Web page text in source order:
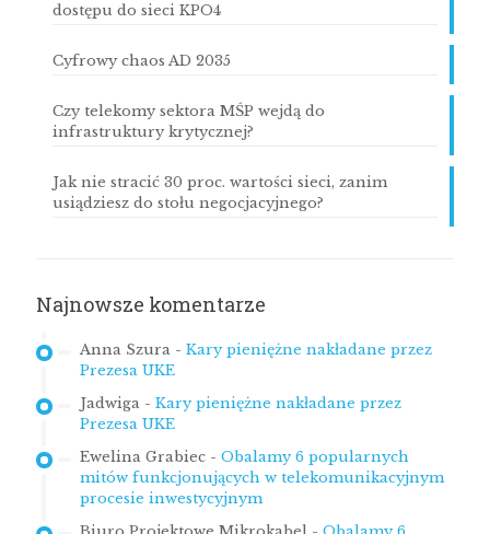
dostępu do sieci KPO4
Cyfrowy chaos AD 2035
Czy telekomy sektora MŚP wejdą do
infrastruktury krytycznej?
Jak nie stracić 30 proc. wartości sieci, zanim
usiądziesz do stołu negocjacyjnego?
Najnowsze komentarze
Anna Szura - Kary pieniężne nakładane przez
Prezesa UKE
Jadwiga - Kary pieniężne nakładane przez
Prezesa UKE
Ewelina Grabiec - Obalamy 6 popularnych
mitów funkcjonujących w telekomunikacyjnym
procesie inwestycyjnym